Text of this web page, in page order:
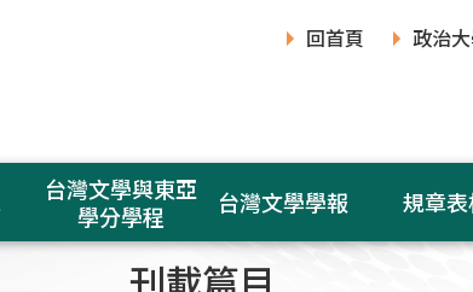
回首頁
政治
台灣文學與東亞
學分學程
台灣文學學報 規章
刊載篇目